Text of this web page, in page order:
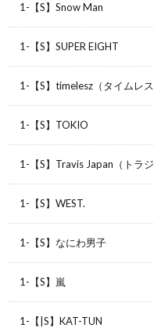
1-【S】Snow Man
1-【S】SUPER EIGHT
1-【S】timelesz（タイムレス
1-【S】TOKIO
1-【S】Travis Japan（トラジ
1-【S】WEST.
1-【S】なにわ男子
1-【S】嵐
1-【|S】KAT-TUN